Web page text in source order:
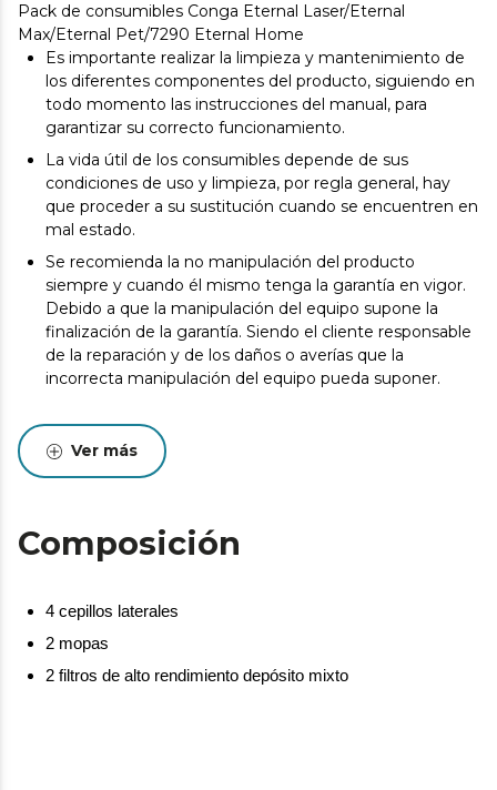
Pack de consumibles Conga Eternal Laser/Eternal
Max/Eternal Pet/7290 Eternal Home
Es importante realizar la limpieza y mantenimiento de
los diferentes componentes del producto, siguiendo en
todo momento las instrucciones del manual, para
garantizar su correcto funcionamiento.
La vida útil de los consumibles depende de sus
condiciones de uso y limpieza, por regla general, hay
que proceder a su sustitución cuando se encuentren en
mal estado.
Se recomienda la no manipulación del producto
siempre y cuando él mismo tenga la garantía en vigor.
Debido a que la manipulación del equipo supone la
finalización de la garantía. Siendo el cliente responsable
de la reparación y de los daños o averías que la
incorrecta manipulación del equipo pueda suponer.
Ver más
Composición
4 cepillos laterales
2 mopas
2 filtros de alto rendimiento depósito mixto